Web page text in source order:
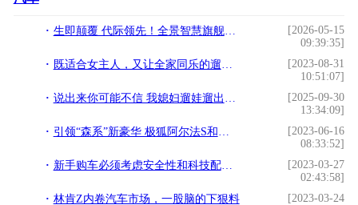
生即颠覆 代际领先！全景智慧旗舰轻卡瑞驰C9正式上市
[2026-05-15
09:39:35]
既适合女主人，又让全家同乐的遛娃神器
[2023-08-31
10:51:07]
说出来你可能不信 我媳妇遛娃遛出一辆车
[2025-09-30
13:34:09]
引领“森系”新豪华 极狐阿尔法S和阿尔法T森林版上市
[2023-06-16
08:33:52]
新手购车必须考虑安全性和科技配置，林肯冒险家两者都有
[2023-03-27
02:43:58]
林肯Z内卷汽车市场，一股脑的下狠料
[2023-03-24